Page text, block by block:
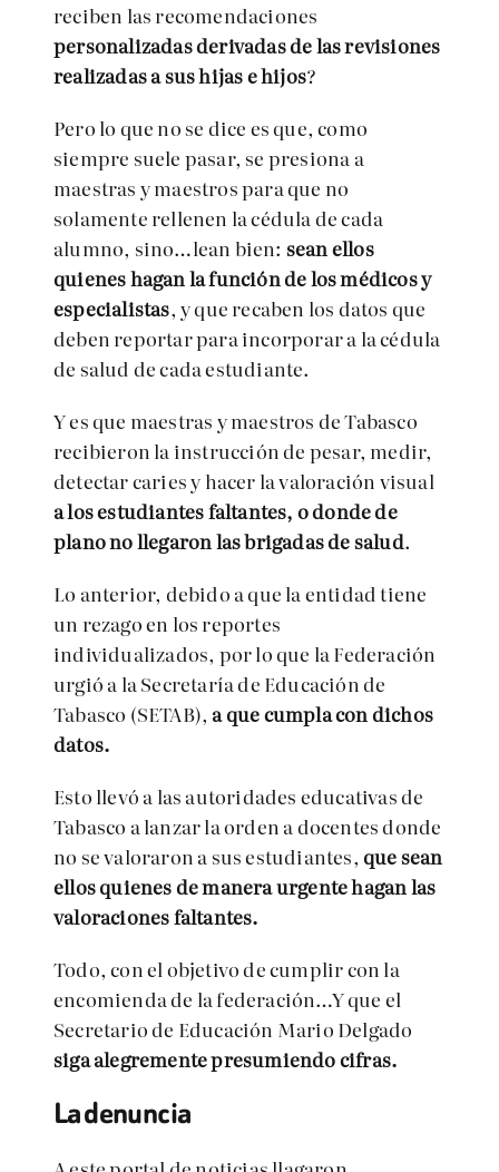
reciben las recomendaciones
personalizadas derivadas de las revisiones
realizadas a sus hijas e hijos?
Pero lo que no se dice es que, como
siempre suele pasar, se presiona a
maestras y maestros para que no
solamente rellenen la cédula de cada
alumno, sino…lean bien: sean ellos
quienes hagan la función de los médicos y
especialistas, y que recaben los datos que
deben reportar para incorporar a la cédula
de salud de cada estudiante.
Y es que maestras y maestros de Tabasco
recibieron la instrucción de pesar, medir,
detectar caries y hacer la valoración visual
a los estudiantes faltantes, o donde de
plano no llegaron las brigadas de salud.
Lo anterior, debido a que la entidad tiene
un rezago en los reportes
individualizados, por lo que la Federación
urgió a la Secretaría de Educación de
Tabasco (SETAB), a que cumpla con dichos
datos.
Esto llevó a las autoridades educativas de
Tabasco a lanzar la orden a docentes donde
no se valoraron a sus estudiantes, que sean
ellos quienes de manera urgente hagan las
valoraciones faltantes.
Todo, con el objetivo de cumplir con la
encomienda de la federación…Y que el
Secretario de Educación Mario Delgado
siga alegremente presumiendo cifras.
La denuncia